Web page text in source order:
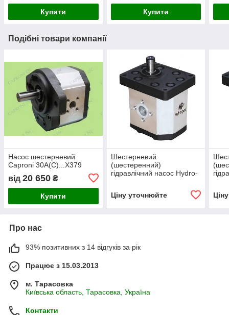
Купити Купити
Подібні товари компанії
Насос шестерневий
Caproni 30A(C)...X379
від 20 650 ₴
Купити
Шестерневий
(шестеренний)
гідравлічний насос Hydro-
Ціну уточнюйте
Про нас
93% позитивних з 14 відгуків за рік
Працює з 15.03.2013
м. Тарасовка
Київська область, Тарасовка, Україна
Контакти